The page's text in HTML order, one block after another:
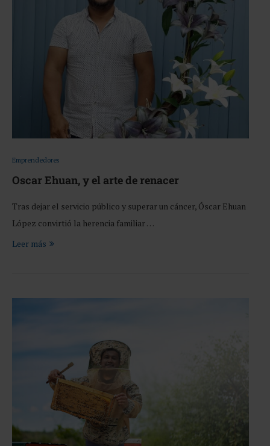
Emprendedores
Oscar Ehuan, y el arte de renacer
Tras dejar el servicio público y superar un cáncer, Óscar Ehuan
López convirtió la herencia familiar …
Leer más